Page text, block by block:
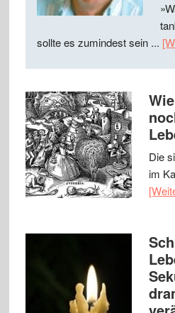
sollte es zumindest sein ...
Die
im